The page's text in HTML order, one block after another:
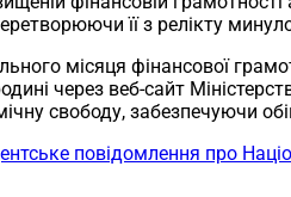
її з релікту
місяця фінансової
через веб-сайт
свободу, забезпечуючи
повідомлення про